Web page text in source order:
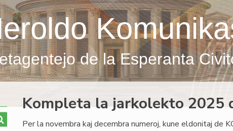
de la Esperanta
Kompleta la jarkolekto 2025
Per la novembra kaj decembra numeroj, kune eldonitaj de